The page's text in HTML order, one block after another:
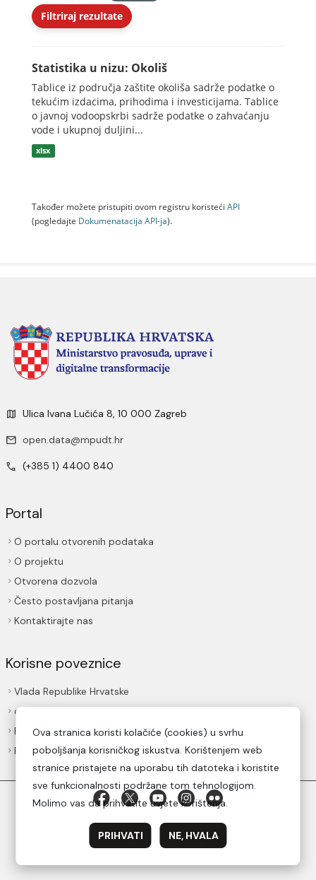
Filtriraj rezultate
Statistika u nizu: Okoliš
Tablice iz područja zaštite okoliša sadrže podatke o
tekućim izdacima, prihodima i investicijama. Tablice
o javnoj vodoopskrbi sadrže podatke o zahvaćanju
vode i ukupnoj duljini...
xlsx
Također možete pristupiti ovom registru koristeći API
(pogledajte Dokumenаtаcijа API-jа).